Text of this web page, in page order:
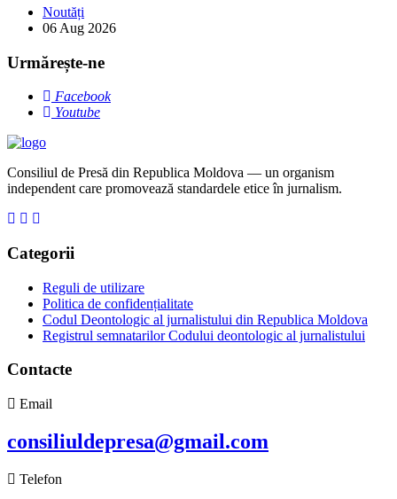
Noutăți
06 Aug 2026
Urmărește-ne
Facebook
Youtube
Consiliul de Presă din Republica Moldova — un organism
independent care promovează standardele etice în jurnalism.
Categorii
Reguli de utilizare
Politica de confidențialitate
Codul Deontologic al jurnalistului din Republica Moldova
Registrul semnatarilor Codului deontologic al jurnalistului
Contacte
Email
consiliuldepresa@gmail.com
Telefon